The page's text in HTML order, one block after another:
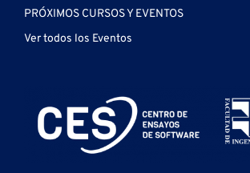
PRÓXIMOS CURSOS Y EVENTOS
Ver todos los Eventos